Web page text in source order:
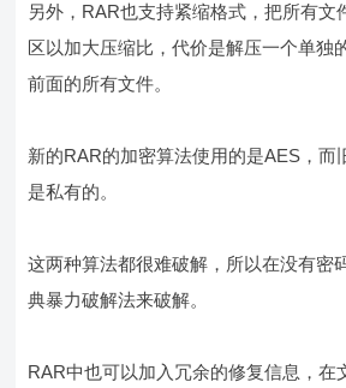
另外，RAR也支持紧缩格式，把所有文
区以加大压缩比，代价是解压一个单独
前面的所有文件。
新的RAR的加密算法使用的是AES，而
是私有的。
这两种算法都很难破解，所以在没有密
典暴力破解法来破解。
RAR中也可以加入冗余的修复信息，在